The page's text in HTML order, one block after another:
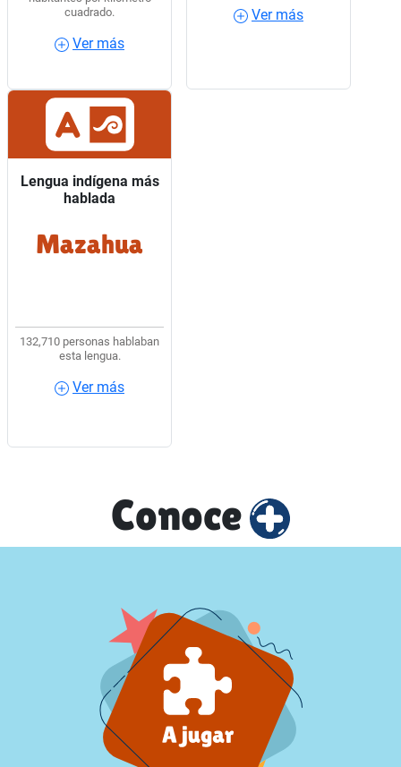
cuadrado.
Ver más
Ver más
Lengua indígena más
hablada
Mazahua
132,710 personas hablaban
esta lengua.
Ver más
Lengua indígena más
hablada
3 de cada 10 hablantes
de lengua indígena
Ver más
Conoce